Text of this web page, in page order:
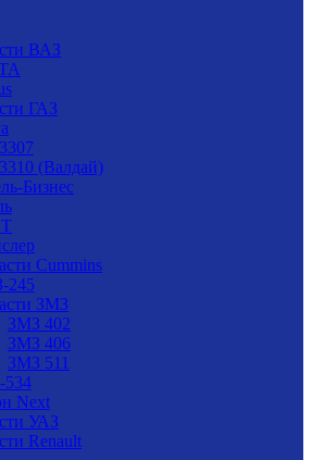
ВАЗ
ГАЗ
(Валдай)
Бизнес
Cummins
ЗМЗ
ЗМЗ 402
ЗМЗ 406
ЗМЗ 511
Next
УАЗ
Renault